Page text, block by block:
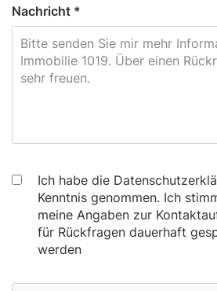
Nachricht *
Ich habe die
Kenntnis genommen. Ich
meine Angaben zur
für Rückfragen dauerhaft
werden